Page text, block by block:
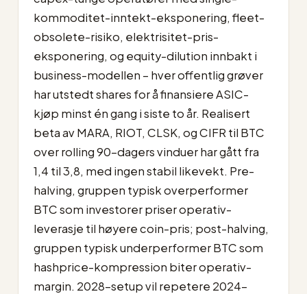
kommoditet-inntekt-eksponering, fleet-
obsolete-risiko, elektrisitet-pris-
eksponering, og equity-dilution innbakt i
business-modellen – hver offentlig grøver
har utstedt shares for å finansiere ASIC-
kjøp minst én gang i siste to år. Realisert
beta av MARA, RIOT, CLSK, og CIFR til BTC
over rolling 90-dagers vinduer har gått fra
1,4 til 3,8, med ingen stabil likevekt. Pre-
halving, gruppen typisk overperformer
BTC som investorer priser operativ-
leverasje til høyere coin-pris; post-halving,
gruppen typisk underperformer BTC som
hashprice-kompression biter operativ-
margin. 2028-setup vil repetere 2024-